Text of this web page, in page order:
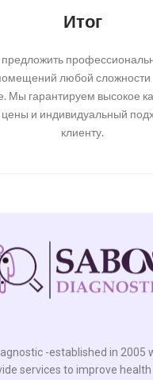
Итог
любой сложности
Мы гарантируем высокое
и индивидуальный
клиенту.
-established in 2005
services to improve